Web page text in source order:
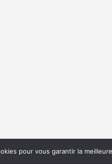
pour vous garantir la